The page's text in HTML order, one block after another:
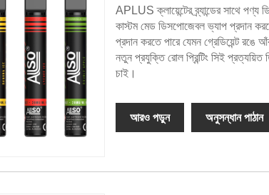
APLUS ক্লায়েন্টের ব্র্যান্ডের সাথে পণ্য
কাস্টম মেড ডিসপোজেবল ভ্যাপ প্রদান করতে
প্রদান করতে পারে যেমন গ্রেডিয়েন্ট রঙে
নতুন প্রযুক্তি রোল প্রিন্টিং সিই
চাই।
আরও পড়ুন অনুসন্ধান পাঠান